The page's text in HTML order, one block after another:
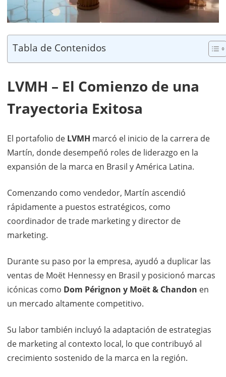
Tabla de Contenidos
LVMH – El Comienzo de una
Trayectoria Exitosa
El portafolio de LVMH marcó el inicio de la carrera de
Martín, donde desempeñó roles de liderazgo en la
expansión de la marca en Brasil y América Latina.
Comenzando como vendedor, Martín ascendió
rápidamente a puestos estratégicos, como
coordinador de trade marketing y director de
marketing.
Durante su paso por la empresa, ayudó a duplicar las
ventas de Moët Hennessy en Brasil y posicionó marcas
icónicas como Dom Pérignon y Moët & Chandon en
un mercado altamente competitivo.
Su labor también incluyó la adaptación de estrategias
de marketing al contexto local, lo que contribuyó al
crecimiento sostenido de la marca en la región.